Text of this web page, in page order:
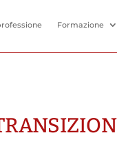
Formazione